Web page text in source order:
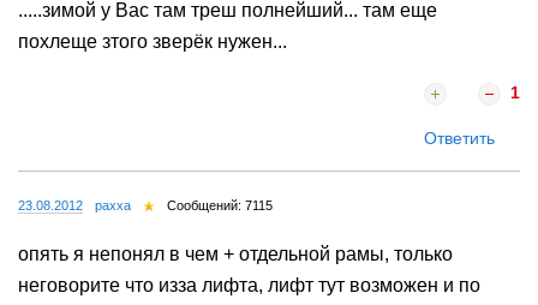
.....зимой у Вас там треш полнейший... там еще
похлеще зтого зверёк нужен...
1
Ответить
23.08.2012 paxxa Сообщений: 7115
опять я непонял в чем + отдельной рамы, только
неговорите что изза лифта, лифт тут возможен и по